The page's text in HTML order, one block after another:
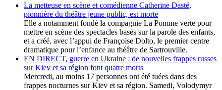
La metteuse en scène et comédienne Catherine Dasté,
pionnière du théâtre jeune public, est morte
Elle a notamment fondé la compagnie La Pomme verte pour
mettre en scène des spectacles basés sur la parole des enfants,
et a créé, avec l’appui de Françoise Dolto, le premier centre
dramatique pour l’enfance au théâtre de Sartrouville.
EN DIRECT, guerre en Ukraine : de nouvelles frappes russes
sur Kiev et sa région font quatre morts
Mercredi, au moins 17 personnes ont été tuées dans des
frappes nocturnes sur Kiev et sa région. Samedi, Volodymyr